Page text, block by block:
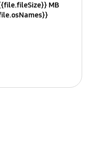
MB